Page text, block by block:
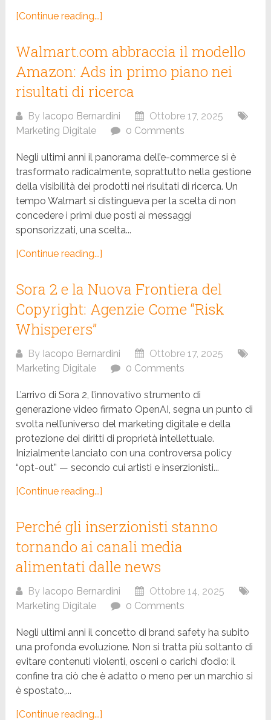
[Continue reading...]
Walmart.com abbraccia il modello
Amazon: Ads in primo piano nei
risultati di ricerca
By Iacopo Bernardini
Ottobre 17, 2025
Marketing Digitale
0 Comments
Negli ultimi anni il panorama dell’e-commerce si è
trasformato radicalmente, soprattutto nella gestione
della visibilità dei prodotti nei risultati di ricerca. Un
tempo Walmart si distingueva per la scelta di non
concedere i primi due posti ai messaggi
sponsorizzati, una scelta...
[Continue reading...]
Sora 2 e la Nuova Frontiera del
Copyright: Agenzie Come “Risk
Whisperers”
By Iacopo Bernardini
Ottobre 17, 2025
Marketing Digitale
0 Comments
L’arrivo di Sora 2, l’innovativo strumento di
generazione video firmato OpenAI, segna un punto di
svolta nell’universo del marketing digitale e della
protezione dei diritti di proprietà intellettuale.
Inizialmente lanciato con una controversa policy
“opt-out” — secondo cui artisti e inserzionisti...
[Continue reading...]
Perché gli inserzionisti stanno
tornando ai canali media
alimentati dalle news
By Iacopo Bernardini
Ottobre 14, 2025
Marketing Digitale
0 Comments
Negli ultimi anni il concetto di brand safety ha subito
una profonda evoluzione. Non si tratta più soltanto di
evitare contenuti violenti, osceni o carichi d’odio: il
confine tra ciò che è adatto o meno per un marchio si
è spostato,...
[Continue reading...]